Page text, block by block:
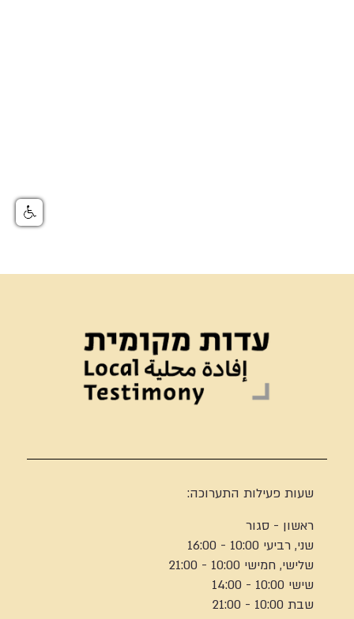
שעות פעילות התערוכה:
ראשון - סגור
שני, רביעי 10:00 - 16:00
שלישי, חמישי 10:00 - 21:00
שישי 10:00 - 14:00
שבת 10:00 - 21:00